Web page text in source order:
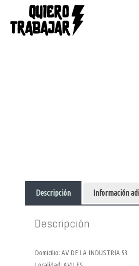
Descripción Información
Descripción
Domicilio: AV DE LA INDUSTRIA 53